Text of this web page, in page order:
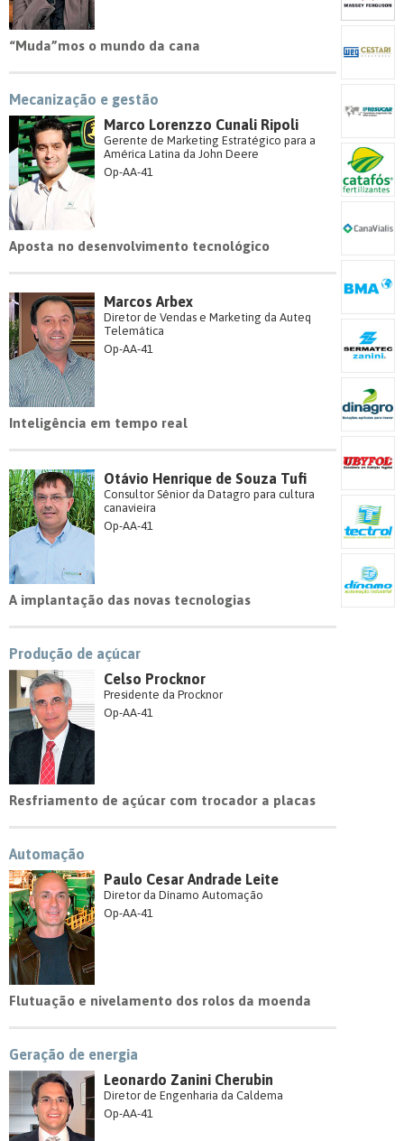
“Muda”mos o mundo da cana
Mecanização e gestão
Marco Lorenzzo Cunali Ripoli
Gerente de Marketing Estratégico para a
América Latina da John Deere
Op-AA-41
Aposta no desenvolvimento tecnológico
Marcos Arbex
Diretor de Vendas e Marketing da Auteq
Telemática
Op-AA-41
Inteligência em tempo real
Otávio Henrique de Souza Tufi
Consultor Sênior da Datagro para cultura
canavieira
Op-AA-41
A implantação das novas tecnologias
Produção de açúcar
Celso Procknor
Presidente da Procknor
Op-AA-41
Resfriamento de açúcar com trocador a placas
Automação
Paulo Cesar Andrade Leite
Diretor da Dínamo Automação
Op-AA-41
Flutuação e nivelamento dos rolos da moenda
Geração de energia
Leonardo Zanini Cherubin
Diretor de Engenharia da Caldema
Op-AA-41